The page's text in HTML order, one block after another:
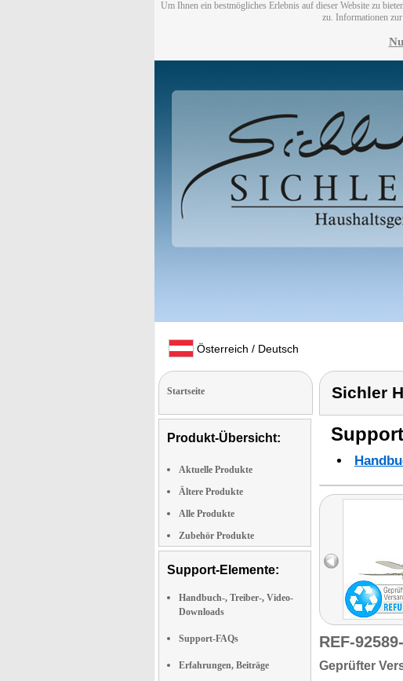
Um Ihnen ein bestmögliches Erlebnis auf dieser Website zu
zu. Informationen
Österreich / Deutsch
Startseite
Produkt-Übersicht:
Aktuelle Produkte
Ältere Produkte
Alle Produkte
Zubehör Produkte
Support-Elemente:
Handbuch-, Treiber-, Video-
Downloads
Support-FAQs
Erfahrungen, Beiträge
Sichler
REF-
Geprüfter